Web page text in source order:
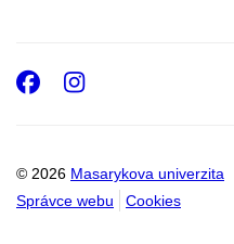
© 2026 Masarykova univerzita
Správce webu
Cookies
Facebook
Instagram